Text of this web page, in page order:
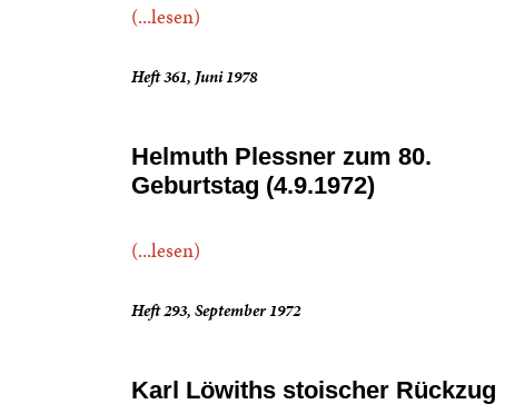
(...lesen)
Heft 361, Juni 1978
Helmuth Plessner zum 80.
Geburtstag (4.9.1972)
(...lesen)
Heft 293, September 1972
Karl Löwiths stoischer Rückzug